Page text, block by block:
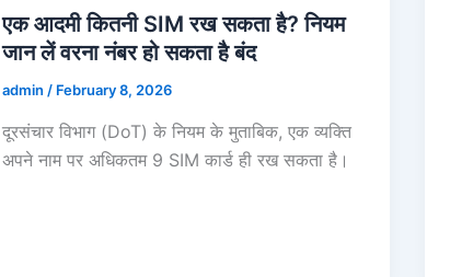
एक आदमी कितनी SIM रख सकता है? नियम
जान लें वरना नंबर हो सकता है बंद
admin / February 8, 2026
दूरसंचार विभाग (DoT) के नियम के मुताबिक, एक व्यक्ति
अपने नाम पर अधिकतम 9 SIM कार्ड ही रख सकता है।